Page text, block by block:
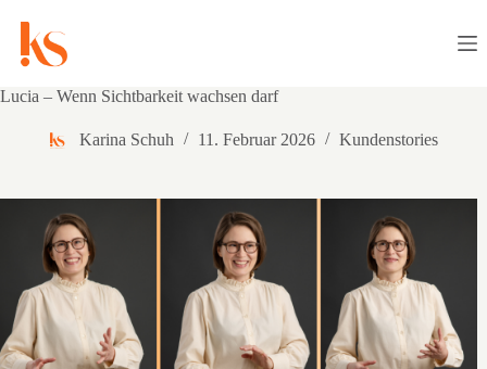
Inhalt
springen
Lucia – Wenn Sichtbarkeit wachsen darf
Karina Schuh 11. Februar 2026 Kundenstories